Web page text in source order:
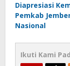
Diapresiasi
Pemkab
Nasional
Ikuti Kami